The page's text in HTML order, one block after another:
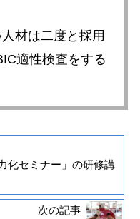
材は二度と採用
適性検査をする
化セミナー」の研修講
次の記事